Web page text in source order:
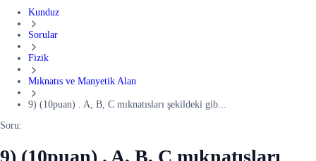
Kunduz
Sorular
Fizik
Mıknatıs ve Manyetik Alan
9) (10puan) . A, B, C mıknatısları şekildeki gib...
Soru:
9) (10puan) . A, B, C mıknatısları